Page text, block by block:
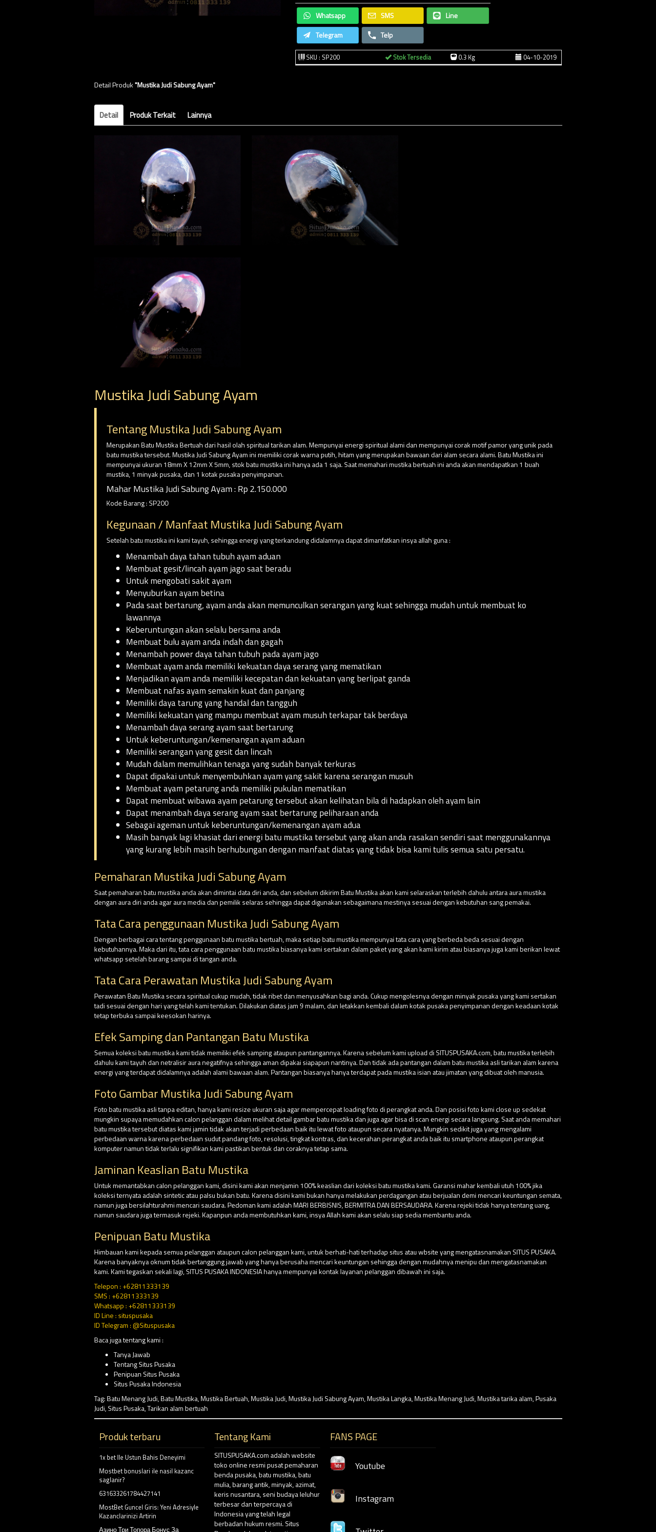
Whatsapp
SMS
Line
Telegram
Telp
SKU : SP200 Stok Tersedia 0.3 Kg 04-10-2019
Detail Produk"Mustika Judi Sabung Ayam"
Detail Produk Terkait Lainnya
Mustika Judi Sabung Ayam
Tentang Mustika Judi Sabung Ayam
Merupakan Batu Mustika Bertuah dari hasil olah spiritual tarikan alam. Mempunyai energi spiritual alami dan mempunyai corak motif pamor yang unik pada
batu mustika tersebut. Mustika Judi Sabung Ayam ini memiliki corak warna putih, hitam yang merupakan bawaan dari alam secara alami. Batu Mustika ini
mempunyai ukuran 18mm X 12mm X 5mm, stok batu mustika ini hanya ada 1 saja. Saat memahari mustika bertuah ini anda akan mendapatkan 1 buah
mustika, 1 minyak pusaka, dan 1 kotak pusaka penyimpanan.
Mahar Mustika Judi Sabung Ayam : Rp 2.150.000
Kode Barang : SP200
Kegunaan / Manfaat Mustika Judi Sabung Ayam
Setelah batu mustika ini kami tayuh, sehingga energi yang terkandung didalamnya dapat dimanfatkan insya allah guna :
Menambah daya tahan tubuh ayam aduan
Membuat gesit/lincah ayam jago saat beradu
Untuk mengobati sakit ayam
Menyuburkan ayam betina
Pada saat bertarung, ayam anda akan memunculkan serangan yang kuat sehingga mudah untuk membuat ko
lawannya
Keberuntungan akan selalu bersama anda
Membuat bulu ayam anda indah dan gagah
Menambah power daya tahan tubuh pada ayam jago
Membuat ayam anda memiliki kekuatan daya serang yang mematikan
Menjadikan ayam anda memiliki kecepatan dan kekuatan yang berlipat ganda
Membuat nafas ayam semakin kuat dan panjang
Memiliki daya tarung yang handal dan tangguh
Memiliki kekuatan yang mampu membuat ayam musuh terkapar tak berdaya
Menambah daya serang ayam saat bertarung
Untuk keberuntungan/kemenangan ayam aduan
Memiliki serangan yang gesit dan lincah
Mudah dalam memulihkan tenaga yang sudah banyak terkuras
Dapat dipakai untuk menyembuhkan ayam yang sakit karena serangan musuh
Membuat ayam petarung anda memiliki pukulan mematikan
Dapat membuat wibawa ayam petarung tersebut akan kelihatan bila di hadapkan oleh ayam lain
Dapat menambah daya serang ayam saat bertarung peliharaan anda
Sebagai ageman untuk keberuntungan/kemenangan ayam adua
Masih banyak lagi khasiat dari energi batu mustika tersebut yang akan anda rasakan sendiri saat menggunakannya
yang kurang lebih masih berhubungan dengan manfaat diatas yang tidak bisa kami tulis semua satu persatu.
Pemaharan Mustika Judi Sabung Ayam
Saat pemaharan batu mustika anda akan dimintai data diri anda, dan sebelum dikirim Batu Mustika akan kami selaraskan terlebih dahulu antara aura mustika
dengan aura diri anda agar aura media dan pemilik selaras sehingga dapat digunakan sebagaimana mestinya sesuai dengan kebutuhan sang pemakai.
Tata Cara penggunaan Mustika Judi Sabung Ayam
Dengan berbagai cara tentang penggunaan batu mustika bertuah, maka setiap batu mustika mempunyai tata cara yang berbeda beda sesuai dengan
kebutuhannya. Maka dari itu, tata cara penggunaan batu mustika biasanya kami sertakan dalam paket yang akan kami kirim atau biasanya juga kami berikan lewat
whatsapp setelah barang sampai di tangan anda.
Tata Cara Perawatan Mustika Judi Sabung Ayam
Perawatan Batu Mustika secara spiritual cukup mudah, tidak ribet dan menyusahkan bagi anda. Cukup mengolesnya dengan minyak pusaka yang kami sertakan
tadi sesuai dengan hari yang telah kami tentukan. Dilakukan diatas jam 9 malam, dan letakkan kembali dalam kotak pusaka penyimpanan dengan keadaan kotak
tetap terbuka sampai keesokan harinya.
Efek Samping dan Pantangan Batu Mustika
Semua koleksi batu mustika kami tidak memiliki efek samping ataupun pantangannya. Karena sebelum kami upload di SITUSPUSAKA.com, batu mustika terlebih
dahulu kami tayuh dan netralisir aura negatifnya sehingga aman dipakai siapapun nantinya. Dan tidak ada pantangan dalam batu mustika asli tarikan alam karena
energi yang terdapat didalamnya adalah alami bawaan alam. Pantangan biasanya hanya terdapat pada mustika isian atau jimatan yang dibuat oleh manusia.
Foto Gambar Mustika Judi Sabung Ayam
Foto batu mustika asli tanpa editan, hanya kami resize ukuran saja agar mempercepat loading foto di perangkat anda. Dan posisi foto kami close up sedekat
mungkin supaya memudahkan calon pelanggan dalam melihat detail gambar batu mustika dan juga agar bisa di scan energi secara langsung. Saat anda memahari
batu mustika tersebut diatas kami jamin tidak akan terjadi perbedaan baik itu lewat foto ataupun secara nyatanya. Mungkin sedikit juga yang mengalami
perbedaan warna karena perbedaan sudut pandang foto, resolusi, tingkat kontras, dan kecerahan perangkat anda baik itu smartphone ataupun perangkat
komputer namun tidak terlalu signifikan kami pastikan bentuk dan coraknya tetap sama.
Jaminan Keaslian Batu Mustika
Untuk memantabkan calon pelanggan kami, disini kami akan menjamin 100% keaslian dari koleksi batu mustika kami. Garansi mahar kembali utuh 100% jika
koleksi ternyata adalah sintetic atau palsu bukan batu. Karena disini kami bukan hanya melakukan perdagangan atau berjualan demi mencari keuntungan semata,
namun juga bersilahturahmi mencari saudara. Pedoman kami adalah MARI BERBISNIS, BERMITRA DAN BERSAUDARA. Karena rejeki tidak hanya tentang uang,
namun saudara juga termasuk rejeki. Kapanpun anda membutuhkan kami, insya Allah kami akan selalu siap sedia membantu anda.
Penipuan Batu Mustika
Himbauan kami kepada semua pelanggan ataupun calon pelanggan kami, untuk berhati-hati terhadap situs atau wbsite yang mengatasnamakan SITUS PUSAKA.
Karena banyaknya oknum tidak bertanggung jawab yang hanya berusaha mencari keuntungan sehingga dengan mudahnya menipu dan mengatasnamakan
kami. Kami tegaskan sekali lagi, SITUS PUSAKA INDONESIA hanya mempunyai kontak layanan pelanggan dibawah ini saja.
Telepon : +62811333139
SMS : +62811333139
Whatsapp : +62811333139
ID Line : situspusaka
ID Telegram : @Situspusaka
Baca juga tentang kami :
Tanya Jawab
Tentang Situs Pusaka
Penipuan Situs Pusaka
Situs Pusaka Indonesia
Tag:Batu Menang Judi,Batu Mustika,Mustika Bertuah,Mustika Judi,Mustika Judi Sabung Ayam,Mustika Langka,Mustika Menang Judi,Mustika tarika alam,Pusaka
Judi,Situs Pusaka,Tarikan alam bertuah
Produk terbaru
1x bet Ile Ustun Bahis Deneyimi
Mostbet bonuslari ile nasil kazanc
saglanir?
631633261784427141
MostBet Guncel Giris: Yeni Adresiyle
Kazanclarinizi Artirin
Азино Три Топора Бонус За
Tentang Kami
SITUSPUSAKA.com adalah website
toko online resmi pusat pemaharan
benda pusaka, batu mustika, batu
mulia, barang antik, minyak, azimat,
keris nusantara, seni budaya leluhur
terbesar dan terpercaya di
Indonesia yang telah legal
berbadan hukum resmi. Situs
FANS PAGE
Youtube
Instagram